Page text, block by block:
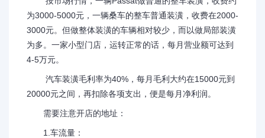
为3000-5000元，一辆桑车的整车普通装潢，收费在2000-
3000元。但做整体装潢的车辆相对较少，而以做局部装潢
为多。一家小型门店，运转正常的话，每月营业额可达到
4-5万元。
汽车装潢毛利率为40%，每月毛利大约在15000元到
20000元之间，再扣除各项支出，便是每月净利润。
需要注意开店的地址：
1.车流量：